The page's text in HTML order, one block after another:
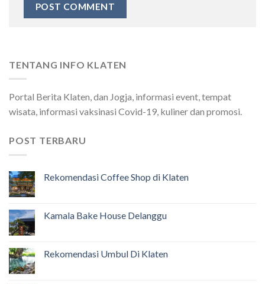
TENTANG INFO KLATEN
Portal Berita Klaten, dan Jogja, informasi event, tempat
wisata, informasi vaksinasi Covid-19, kuliner dan promosi.
POST TERBARU
Rekomendasi Coffee Shop di Klaten
Kamala Bake House Delanggu
Rekomendasi Umbul Di Klaten